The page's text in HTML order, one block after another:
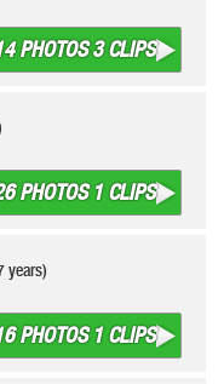
PHOTOS 3 CLIPS
PHOTOS 1 CLIPS
years)
PHOTOS 1 CLIPS